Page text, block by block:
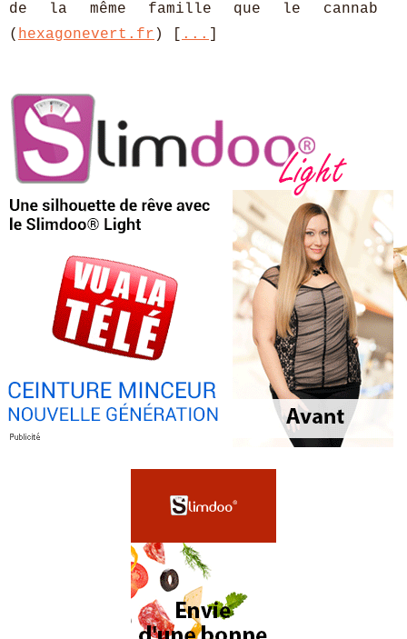
de la même famille que le cannab
( hexagonevert.fr ) [ ...